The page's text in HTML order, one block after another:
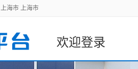
上海市 上海市
欢迎登录